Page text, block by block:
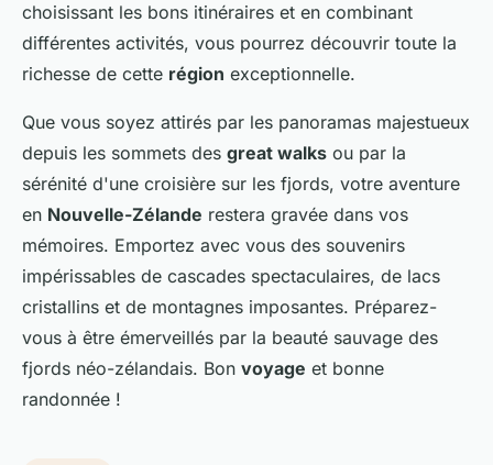
choisissant les bons itinéraires et en combinant
différentes activités, vous pourrez découvrir toute la
richesse de cette région exceptionnelle.
Que vous soyez attirés par les panoramas majestueux
depuis les sommets des great walks ou par la
sérénité d'une croisière sur les fjords, votre aventure
en Nouvelle-Zélande restera gravée dans vos
mémoires. Emportez avec vous des souvenirs
impérissables de cascades spectaculaires, de lacs
cristallins et de montagnes imposantes. Préparez-
vous à être émerveillés par la beauté sauvage des
fjords néo-zélandais. Bon voyage et bonne
randonnée !